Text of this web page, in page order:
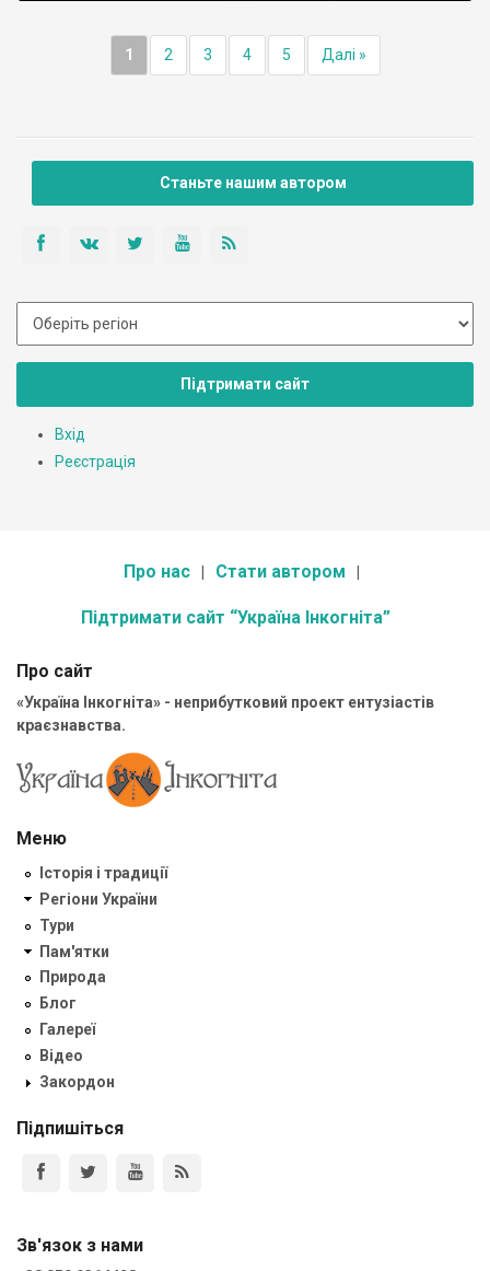
1 2 3 4 5 Далі »
Станьте нашим автором
Підтримати сайт
Вхід
Реєстрація
Про нас Стати автором
Підтримати сайт “Україна Інкогніта”
Про сайт
«Україна Інкогніта» - неприбутковий проект ентузіастів
краєзнавства.
Меню
Історія і традиції
Регіони України
Тури
Пам'ятки
Природа
Блог
Галереї
Відео
Закордон
Підпишіться
Зв'язок з нами